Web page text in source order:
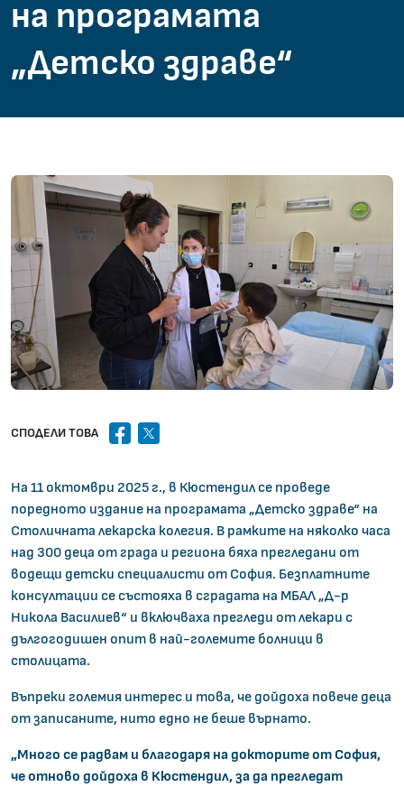
на програмата
„Детско здраве“
СПОДЕЛИ ТОВА facebook
x
На 11 октомври 2025 г., в Кюстендил се проведе
поредното издание на програмата „Детско здраве“ на
Столичната лекарска колегия. В рамките на няколко часа
над 300 деца от града и региона бяха прегледани от
водещи детски специалисти от София. Безплатните
консултации се състояха в сградата на МБАЛ „Д-р
Никола Василиев“ и включваха прегледи от лекари с
дългогодишен опит в най-големите болници в
столицата.
Въпреки големия интерес и това, че дойдоха повече деца
от записаните, нито едно не беше върнато.
„Много се радвам и благодаря на докторите от София,
че отново дойдоха в Кюстендил, за да прегледат